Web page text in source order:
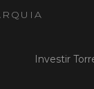
Investir